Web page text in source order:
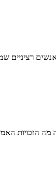
רציניים
הזכויות